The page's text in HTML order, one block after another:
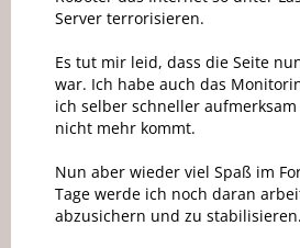
Server terrorisieren.
Es tut mir leid, dass die Seite
war. Ich habe auch das
ich selber schneller
nicht mehr kommt.
Nun aber wieder viel Spaß im
Tage werde ich noch daran
abzusichern und zu stabilisieren.